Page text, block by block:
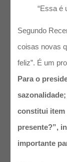
“Essa é
Segundo
coisas novas
feliz”. É um
Para o
constitui item
presente?”,
importante